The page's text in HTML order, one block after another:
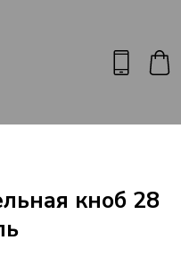
кноб 28